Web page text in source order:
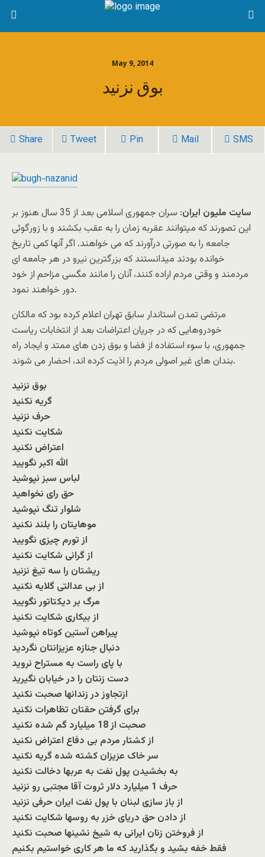
May 9, 2014
بوق نزنید
Share Tweet Pin Mail SMS
سایت ملیون ایران
: سران جمهوری اسلامی بعد از 35 سال هنوز بر
این تصورند که میتوانند عقربه زمان را به عقب بکشند و با زورگوئی
جامعه را به صورتی درآورند که می خواهند. اگر آنها کمی تاریخ
خوانده بودند میدانستند که بزرگترین نیرو در هر جامعه ای
مردمند و وقتی مردم اراده کنند، آنان را مانند مگسی مزاحم از خود
دور خواهند نمود.
مرتضی تمدن استاندار سابق تهران اعلام کرده بود که مالکان
خودروهایی که در جریان اعتراضات بعد از انتخابات ریاست
جمهوری، ‏با سوء استفاده از فضا و بوق زدن های ممتد و ایجاد راه
بندان های غیر اصولی مردم را اذیت کرده اند، احضار می شوند.
بوق نزنید
گریه نکنید
حرف نزنید
شکایت نکنید
اعتراض نکنید
الله اکبر نگویید
لباس سبز نپوشید
حق رای نخواهید
شلوار تنگ نپوشید
موهایتان را بلند نکنید
از تورم چیزی نگویید
از گرانی شکایت نکنید
ریشتان را سه تیغ نزنید
از بی عدالتی گلایه نکنید
مرگ بر دیکتاتور نگویید
از بیکاری شکایت نکنید
پیراهن آستین کوتاه نپوشید
دنبال جنازه عزیزانتان نگردید
با پای راست به مستراح نروید
دست زنتان را در خیابان نگیرید
ازتجاوز در زندانها صحبت نکنید
برای گرفتن حقتان تظاهرات نکنید
صحبت از 18 ميلیارد گم شده نکنید
از کشتار مردم بی دفاع اعتراض نکنید
سر خاک عزیزان کشته شده گریه نکنید
به بخشیدن پول نفت به عربها دخالت نکنید
حرف 1 ميلیارد دلار ثروت آقا مجتبی رو نزنید
از باز سازی لبنان با پول نفت ایران حرفی نزنید
از دادن حق دریای خزر به روسها شکایت نکنید
از فروختن زنان ایرانی به شیخ نشینها صحبت نکنید
فقط خفه بشید و بگذارید که ما هر کاری خواستیم بکنیم